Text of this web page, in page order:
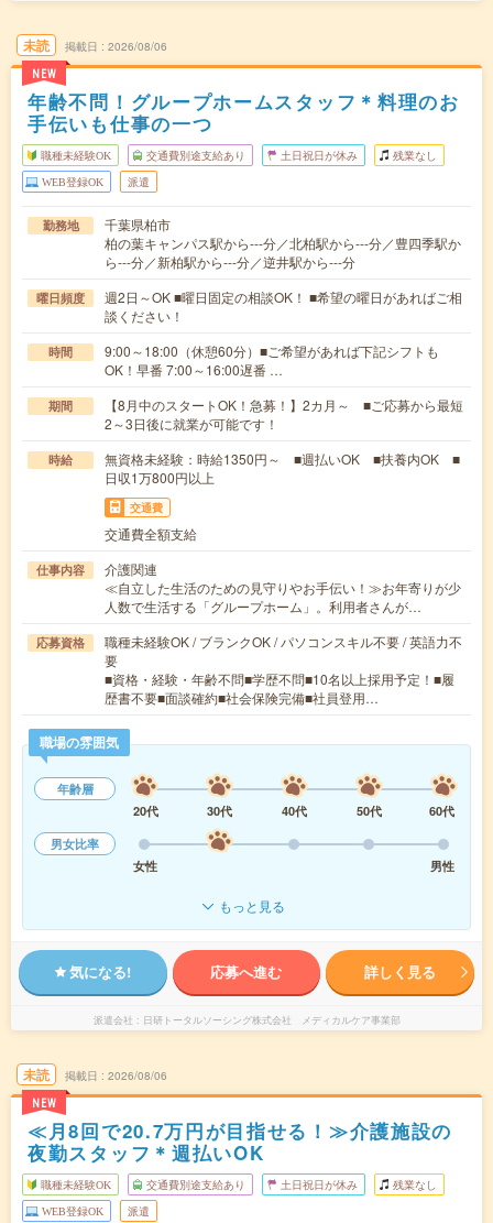
未読
NEW
掲載日 2026/08/06
年齢不問！グループホームスタッフ＊料理のお
手伝いも仕事の一つ
職種未経験OK 交通費別途支給あり 土日祝日が休み 残業なし
WEB登録OK 派遣
勤務地
千葉県柏市
柏の葉キャンパス駅から---分／北柏駅から---分／豊四季駅か
ら---分／新柏駅から---分／逆井駅から---分
曜日頻度
週2日～OK ■曜日固定の相談OK！ ■希望の曜日があればご相
談ください！
時間
9:00～18:00（休憩60分）■ご希望があれば下記シフトも
OK！早番 7:00～16:00遅番 …
期間
【8月中のスタートOK！急募！】2カ月～ ■ご応募から最短
2～3日後に就業が可能です！
時給
無資格未経験：時給1350円～ ■週払いOK ■扶養内OK ■
日収1万800円以上
交通費
交通費全額支給
仕事内容
介護関連
≪自立した生活のための見守りやお手伝い！≫お年寄りが少
人数で生活する「グループホーム」。利用者さんが…
応募資格
職種未経験OK / ブランクOK / パソコンスキル不要 / 英語力不
要
■資格・経験・年齢不問■学歴不問■10名以上採用予定！■履
歴書不要■面談確約■社会保険完備■社員登用…
職場の雰囲気
年齢層
20代
30代 40代 50代
60代
男女比率
女性
男性
もっと見る
気になる! 応募へ進む 詳しく見る
派遣会社 日研トータルソーシング株式会社 メディカルケア事業部
未読
NEW
掲載日 2026/08/06
≪月8回で20.7万円が目指せる！≫介護施設の
夜勤スタッフ＊週払いOK
職種未経験OK 交通費別途支給あり 土日祝日が休み 残業なし
WEB登録OK 派遣